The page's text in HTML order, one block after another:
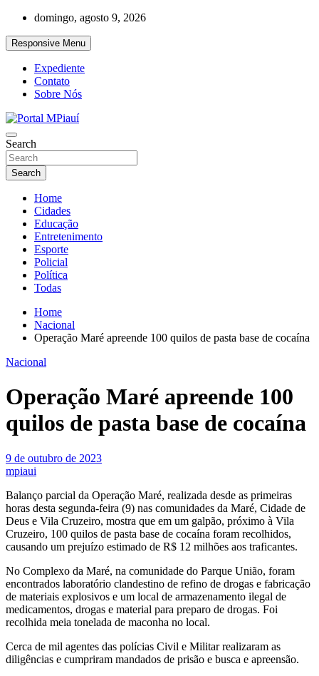
Skip
content
domingo, agosto 9, 2026
Responsive Menu
Expediente
Contato
Sobre Nós
Portal MPiauí
Notícias do Piauí – Teresina – Água Branca e todo Médio Parnaíba
Search
Search
Home
Cidades
Educação
Entretenimento
Esporte
Policial
Política
Todas
Home
Nacional
Operação Maré apreende 100 quilos de pasta base de cocaína
Nacional
Operação Maré apreende 100
quilos de pasta base de cocaína
9 de outubro de 2023
mpiaui
Balanço parcial da Operação Maré, realizada desde as primeiras
horas desta segunda-feira (9) nas comunidades da Maré, Cidade de
Deus e Vila Cruzeiro, mostra que em um galpão, próximo à Vila
Cruzeiro, 100 quilos de pasta base de cocaína foram recolhidos,
causando um prejuízo estimado de R$ 12 milhões aos traficantes.
No Complexo da Maré, na comunidade do Parque União, foram
encontrados laboratório clandestino de refino de drogas e fabricação
de materiais explosivos e um local de armazenamento ilegal de
medicamentos, drogas e material para preparo de drogas. Foi
recolhida meia tonelada de maconha no local.
Cerca de mil agentes das polícias Civil e Militar realizaram as
diligências e cumpriram mandados de prisão e busca e apreensão.